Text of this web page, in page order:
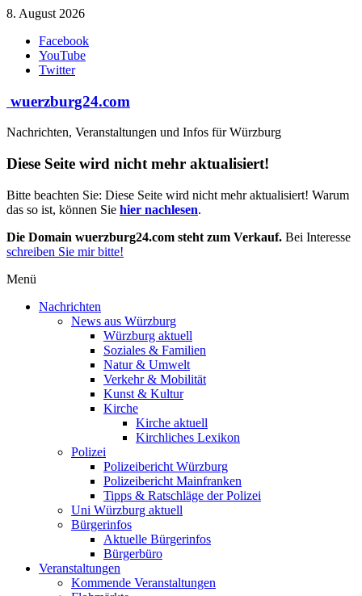
Zum
springen
8. August 2026
Facebook
YouTube
Twitter
wuerzburg24.com
Nachrichten, Veranstaltungen und Infos für Würzburg
Diese Seite wird nicht mehr aktualisiert!
Bitte beachten Sie: Diese Seite wird nicht mehr aktualisiert! Warum
das so ist, können Sie hier nachlesen.
Die Domain wuerzburg24.com steht zum Verkauf. Bei Interesse
schreiben Sie mir bitte!
Menü
Nachrichten
News aus Würzburg
Würzburg aktuell
Soziales & Familien
Natur & Umwelt
Verkehr & Mobilität
Kunst & Kultur
Kirche
Kirche aktuell
Kirchliches Lexikon
Polizei
Polizeibericht Würzburg
Polizeibericht Mainfranken
Tipps & Ratschläge der Polizei
Uni Würzburg aktuell
Bürgerinfos
Aktuelle Bürgerinfos
Bürgerbüro
Veranstaltungen
Kommende Veranstaltungen